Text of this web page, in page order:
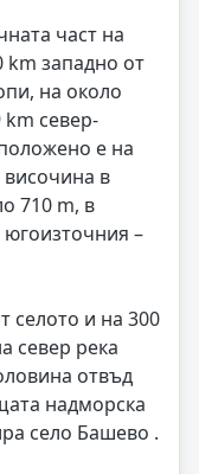
част на
km западно от
на около
север-
е на
в
710 m, в
югоизточния –
селото и на 300
север река
отвъд
надморска
село Башево .